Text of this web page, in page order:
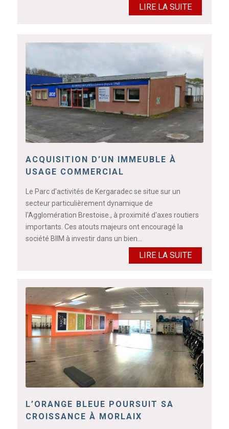
LIRE LA SUITE
ACQUISITION D’UN IMMEUBLE À
USAGE COMMERCIAL
Le Parc d'activités de Kergaradec se situe sur un
secteur particulièrement dynamique de
l'Agglomération Brestoise., à proximité d'axes routiers
importants. Ces atouts majeurs ont encouragé la
société BIIM à investir dans un bien…
LIRE LA SUITE
L’ORANGE BLEUE POURSUIT SA
CROISSANCE À MORLAIX